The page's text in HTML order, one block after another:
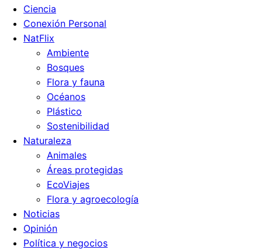
Ciencia
Conexión Personal
NatFlix
Ambiente
Bosques
Flora y fauna
Océanos
Plástico
Sostenibilidad
Naturaleza
Animales
Áreas protegidas
EcoViajes
Flora y agroecología
Noticias
Opinión
Política y negocios